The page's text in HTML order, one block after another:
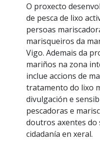
O proxecto
de pesca de lixo
persoas
marisqueiros da
Vigo. Ademais da
mariños na zona
inclue accions de
tratamento do lixo
divulgación e
pescadoras e
doutros axentes do
cidadanía en xeral.